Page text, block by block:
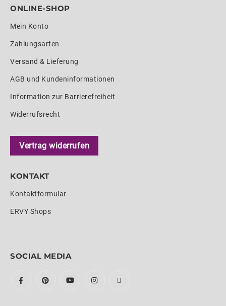
ONLINE-SHOP
Mein Konto
Zahlungsarten
Versand & Lieferung
AGB und Kundeninformationen
Information zur Barrierefreiheit
Widerrufsrecht
Vertrag widerrufen
KONTAKT
Kontaktformular
ERVY Shops
SOCIAL MEDIA